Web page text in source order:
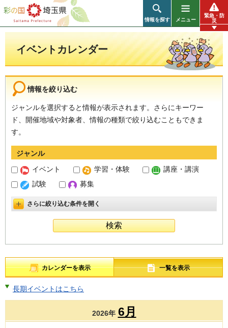
彩の国 埼玉県
情報を探す メニュー
緊急・防
災
イベントカレンダー
情報を絞り込む
ジャンルを選択すると情報が表示されます。さらにキーワー
ド、開催地域や対象者、情報の種類で絞り込むこともできま
す。
ジャンル
イベント
学習・体験
講座・講演
試験
募集
詳細設定を開く
さらに絞り込む条件を開く
カレンダーを表示 一覧を表示
長期イベントはこちら
2026年 6月